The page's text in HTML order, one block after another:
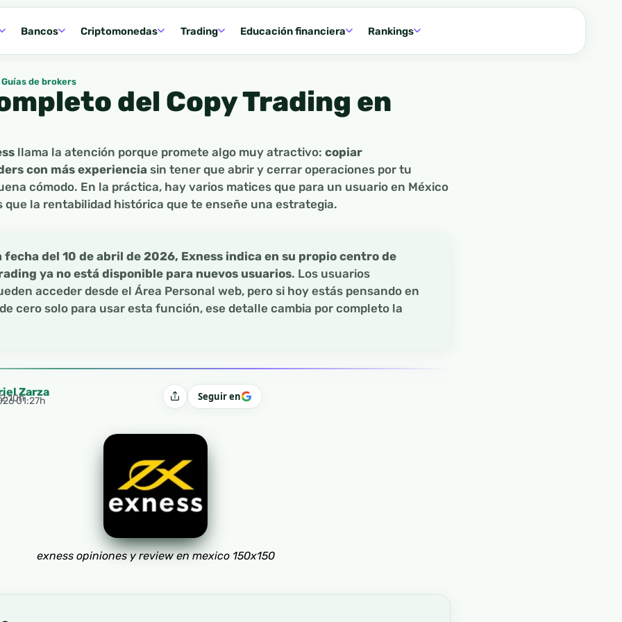
Bancos Criptomonedas Trading Educación financiera Rankings
Guías de brokers
del Copy Trading en
llama la atención porque promete algo muy atractivo: copiar
con más experiencia sin tener que abrir y cerrar operaciones por tu
cómodo. En la práctica, hay varios matices que para un usuario en México
que la rentabilidad histórica que te enseñe una estrategia.
fecha del 10 de abril de 2026, Exness indica en su propio centro de
ya no está disponible para nuevos usuarios. Los usuarios
acceder desde el Área Personal web, pero si hoy estás pensando en
cero solo para usar esta función, ese detalle cambia por completo la
Zarza
01:27h CompartirSeguir en
exness opiniones y review en mexico 150x150